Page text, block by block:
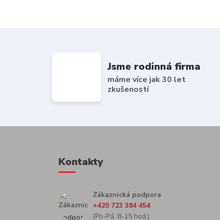
Jsme rodinná firma
máme více jak 30 let
zkušeností
Kontakty
Zákaznická podpora
+420 723 384 454
(Po-Pá, 8-15 hod.)